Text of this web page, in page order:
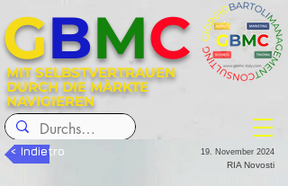
MIT SELBSTVERTRAUEN
DURCH DIE MÄRKTE
NAVIGIEREN
GBMC
< Indietro 19. November 2024
RIA Novosti